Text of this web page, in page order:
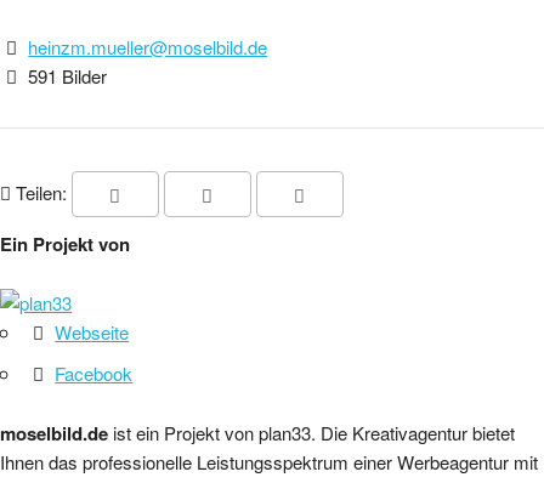
heinzm.mueller@moselbild.de
591 Bilder
Teilen:
Ein Projekt von
Webseite
Facebook
moselbild.deist ein Projekt von plan33. Die Kreativagentur bietet
Ihnen das professionelle Leistungsspektrum einer Werbeagentur mit